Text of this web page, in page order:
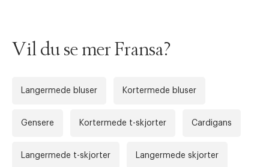
Vil du se mer Fransa?
Langermede bluser Kortermede bluser
Gensere Kortermede t-skjorter Cardigans
Langermede t-skjorter Langermede skjorter